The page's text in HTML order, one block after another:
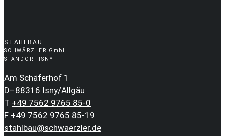
STAHLBAU
SCHWÄRZLER GmbH
STANDORT ISNY
Am Schäferhof 1
D–88316 Isny/Allgäu
T +49 7562 9765 85-0
F +49 7562 9765 85-19
stahlbau@schwaerzler.de